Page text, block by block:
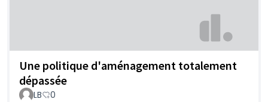
Une politique d'aménagement totalement
dépassée
LB 0